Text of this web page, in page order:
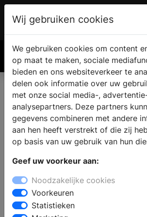
Een haard of kachel
Schipborg
bezoek aan een haardenspecialist
verschillende houtkachels, open
gashaarden, gaskachels, pellet
houthaarden. De deskundige
adviseren bij het kiezen van een
Wij gebruiken cookies
We gebruiken cookies om content
op maat te maken, sociale
bieden en ons websiteverkeer te
delen ook informatie over uw
met onze social media-,
analysepartners. Deze partners
gegevens combineren met andere
aan hen heeft verstrekt of die zij
op basis van uw gebruik van hun
Geef uw voorkeur aan:
Noodzakelijke cookies
Voorkeuren
Statistieken